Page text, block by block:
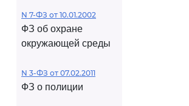
N 7-ФЗ от 10.01.2002
ФЗ об охране
окружающей среды
N 3-ФЗ от 07.02.2011
ФЗ о полиции